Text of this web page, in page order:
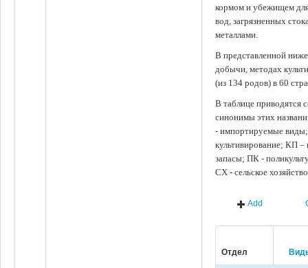
кормом и убежищем
вод, загрязненных
металлами.
В представленной
добычи, методах
(из 134 родов) в 60
В таблице приводятся
синонимы этих
- импортируемые
культивирование; КП
запасы; ПК -
СХ - сельское
Add
Отдел